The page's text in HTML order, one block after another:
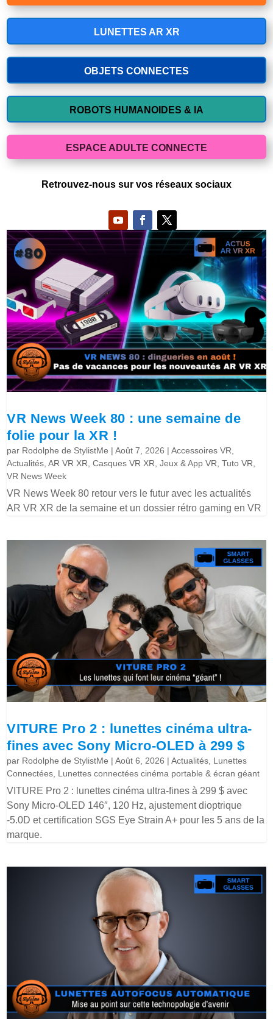
LUNETTES AR XR
OBJETS CONNECTES
ROBOTS HUMANOIDES & IA
ESPACE ADULTE CONNECTE
Retrouvez-nous sur vos réseaux sociaux
VR News Week 80 : une semaine de
folie pour la XR !
par Rodolphe de StylistMe |Août 7, 2026 |Accessoires VR
Actualités ,AR VR XR ,Casques VR XR ,Jeux & App VR ,Tuto VR
VR News Week
VR News Week 80 retour vers le futur avec les actualités
AR VR XR de la semaine et un dossier rétro gaming en VR
VITURE Pro 2 : lunettes cinéma ultra-
fines avec Sony Micro-OLED à 299 $
par Rodolphe de StylistMe |Août 6, 2026 |Actualités Lunettes
Connectées Lunettes connectées cinéma portable & écran géant
VITURE Pro 2 : lunettes cinéma ultra-fines à 299 $ avec
Sony Micro-OLED 146″, 120 Hz, ajustement dioptrique
-5.0D et certification SGS Eye Strain A+ pour les 5 ans de la
marque.